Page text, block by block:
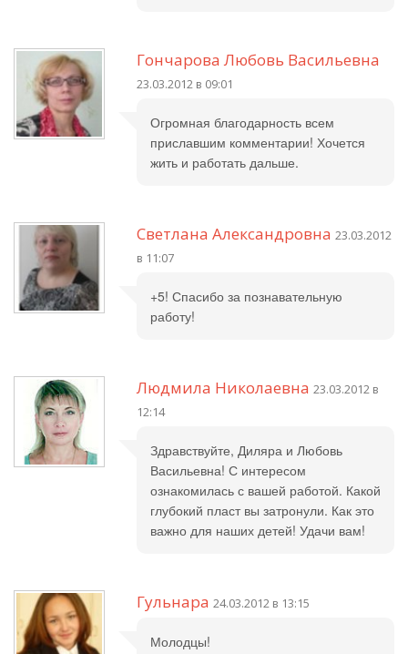
Гончарова Любовь Васильевна
23.03.2012 в 09:01
Огромная благодарность всем
приславшим комментарии! Хочется
жить и работать дальше.
Светлана Александровна 23.03.2012
в 11:07
+5! Спасибо за познавательную
работу!
Людмила Николаевна 23.03.2012 в
12:14
Здравствуйте, Диляра и Любовь
Васильевна! С интересом
ознакомилась с вашей работой. Какой
глубокий пласт вы затронули. Как это
важно для наших детей! Удачи вам!
Гульнара 24.03.2012 в 13:15
Молодцы!